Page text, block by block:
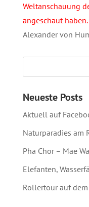
Weltanschauung
angeschaut haben.
Alexander von
Neueste Posts
Aktuell auf
Naturparadies am
Pha Chor – Mae
Elefanten,
Rollertour auf